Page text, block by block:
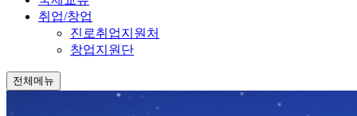
취업/창업
진로취업지원처
창업지원단
전체메뉴